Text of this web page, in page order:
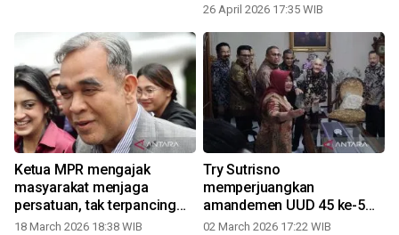
26 April 2026 17:35 WIB
Ketua MPR mengajak
masyarakat menjaga
persatuan, tak terpancing
isu sensitif
18 March 2026 18:38 WIB
Try Sutrisno
memperjuangkan
amandemen UUD 45 ke-5
hingga akhir hayat
02 March 2026 17:22 WIB